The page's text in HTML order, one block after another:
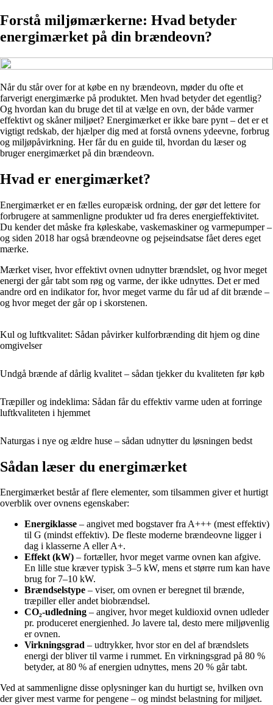
Forstå miljømærkerne: Hvad betyder
energimærket på din brændeovn?
Når du står over for at købe en ny brændeovn, møder du ofte et
farverigt energimærke på produktet. Men hvad betyder det egentlig?
Og hvordan kan du bruge det til at vælge en ovn, der både varmer
effektivt og skåner miljøet? Energimærket er ikke bare pynt – det er et
vigtigt redskab, der hjælper dig med at forstå ovnens ydeevne, forbrug
og miljøpåvirkning. Her får du en guide til, hvordan du læser og
bruger energimærket på din brændeovn.
Hvad er energimærket?
Energimærket er en fælles europæisk ordning, der gør det lettere for
forbrugere at sammenligne produkter ud fra deres energieffektivitet.
Du kender det måske fra køleskabe, vaskemaskiner og varmepumper –
og siden 2018 har også brændeovne og pejseindsatse fået deres eget
mærke.
Mærket viser, hvor effektivt ovnen udnytter brændslet, og hvor meget
energi der går tabt som røg og varme, der ikke udnyttes. Det er med
andre ord en indikator for, hvor meget varme du får ud af dit brænde –
og hvor meget der går op i skorstenen.
Kul og luftkvalitet: Sådan påvirker kulforbrænding dit hjem og dine
omgivelser
Undgå brænde af dårlig kvalitet – sådan tjekker du kvaliteten før køb
Træpiller og indeklima: Sådan får du effektiv varme uden at forringe
luftkvaliteten i hjemmet
Naturgas i nye og ældre huse – sådan udnytter du løsningen bedst
Sådan læser du energimærket
Energimærket består af flere elementer, som tilsammen giver et hurtigt
overblik over ovnens egenskaber:
Energiklasse – angivet med bogstaver fra A+++ (mest effektiv)
til G (mindst effektiv). De fleste moderne brændeovne ligger i
dag i klasserne A eller A+.
Effekt (kW) – fortæller, hvor meget varme ovnen kan afgive.
En lille stue kræver typisk 3–5 kW, mens et større rum kan have
brug for 7–10 kW.
Brændselstype – viser, om ovnen er beregnet til brænde,
træpiller eller andet biobrændsel.
CO₂-udledning – angiver, hvor meget kuldioxid ovnen udleder
pr. produceret energienhed. Jo lavere tal, desto mere miljøvenlig
er ovnen.
Virkningsgrad – udtrykker, hvor stor en del af brændslets
energi der bliver til varme i rummet. En virkningsgrad på 80 %
betyder, at 80 % af energien udnyttes, mens 20 % går tabt.
Ved at sammenligne disse oplysninger kan du hurtigt se, hvilken ovn
der giver mest varme for pengene – og mindst belastning for miljøet.